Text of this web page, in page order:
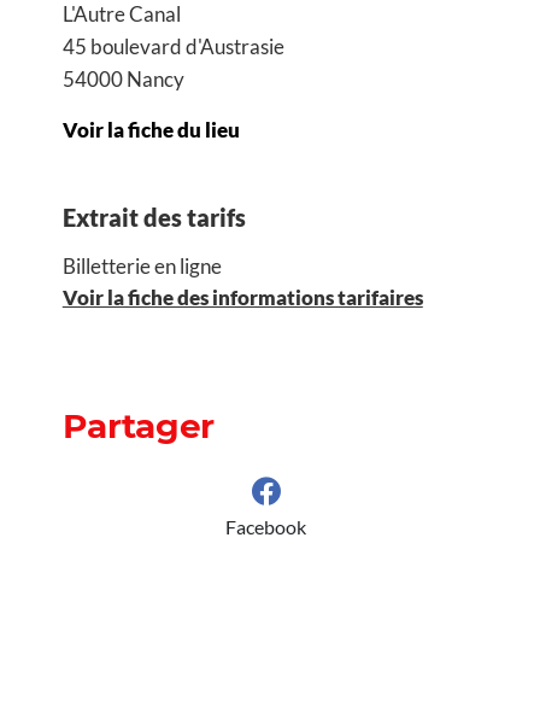
L'Autre Canal
45 boulevard d'Austrasie
54000 Nancy
Voir la fiche du lieu
Extrait des tarifs
Billetterie en ligne
Voir la fiche des informations tarifaires
Partager
Facebook